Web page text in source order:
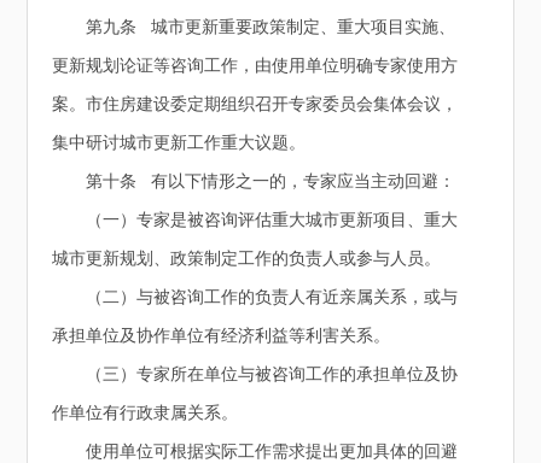
第九条 城市更新重要政策制定、重大项目实施、
更新规划论证等咨询工作，由使用单位明确专家使用方
案。市住房建设委定期组织召开专家委员会集体会议，
集中研讨城市更新工作重大议题。
第十条 有以下情形之一的，专家应当主动回避：
（一）专家是被咨询评估重大城市更新项目、重大
城市更新规划、政策制定工作的负责人或参与人员。
（二）与被咨询工作的负责人有近亲属关系，或与
承担单位及协作单位有经济利益等利害关系。
（三）专家所在单位与被咨询工作的承担单位及协
作单位有行政隶属关系。
使用单位可根据实际工作需求提出更加具体的回避